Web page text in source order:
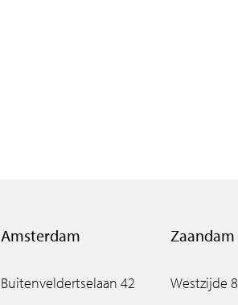
Amsterdam
Buitenveldertselaan 42
Zaandam
Westzijde